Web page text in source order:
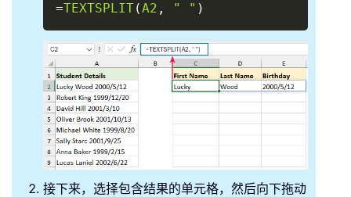
=TEXTSPLIT(A2 , " " )
接下来，选择包含结果的单元格，然后向下拖动